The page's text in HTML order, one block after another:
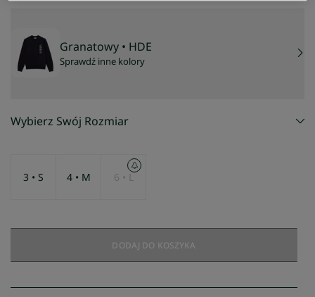
Granatowy • HDE
Sprawdź inne kolory
Wybierz Swój Rozmiar
3 • S 4 • M 6 • L
DODAJ DO KOSZYKA